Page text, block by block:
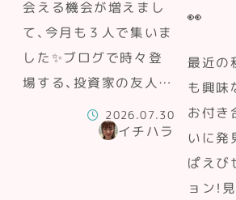
会える機会が増えまし
て、今月も３人で集いま
した✨ブログで時々登
場する、投資家の友人…
2026.07.30
イチハラ
👀
最近の
も興味
お付き
いに発
ぱえび
ョン！